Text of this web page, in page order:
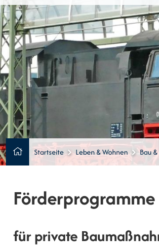
Startseite Leben & Wohnen Bau
Förderprogramme
für private